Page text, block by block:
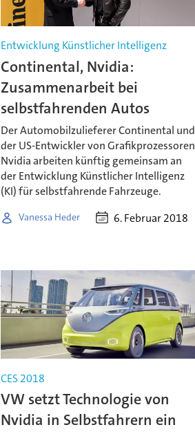
Entwicklung Künstlicher Intelligenz
Continental, Nvidia:
Zusammenarbeit bei
selbstfahrenden Autos
Der Automobilzulieferer Continental und
der US-Entwickler von Grafikprozessoren
Nvidia arbeiten künftig gemeinsam an
der Entwicklung Künstlicher Intelligenz
(KI) für selbstfahrende Fahrzeuge.
Vanessa Heder 6. Februar 2018
CES 2018
VW setzt Technologie von
Nvidia in Selbstfahrern ein